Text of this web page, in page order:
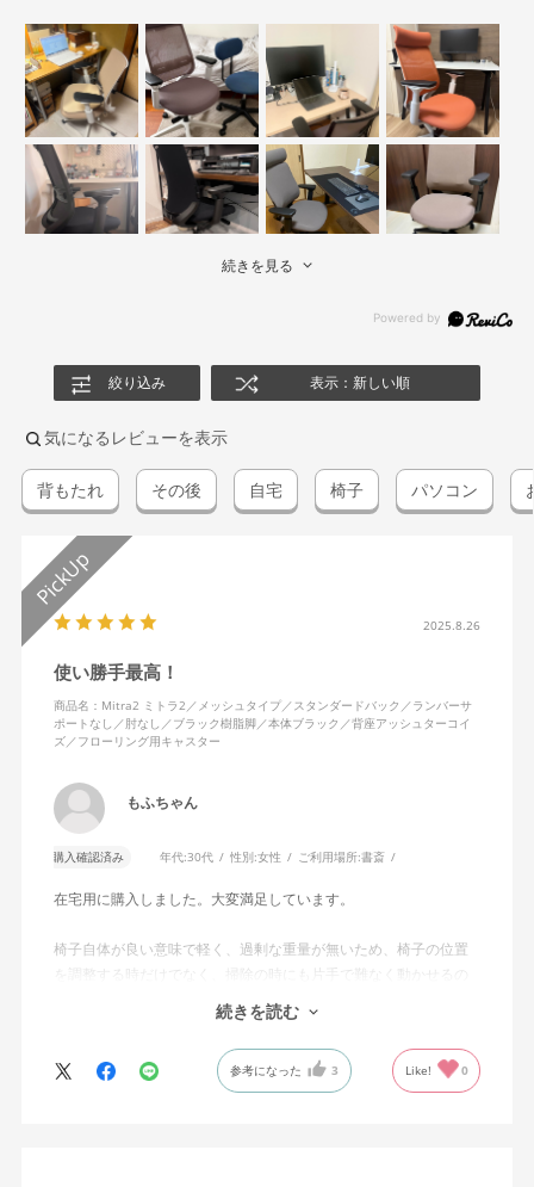
続きを見る
絞り込み 表示：新しい順
気になるレビューを表示
背もたれ その後 自宅 椅子 パソコン
2025.8.26
使い勝手最高！
商品名：Mitra2 ミトラ2／メッシュタイプ／スタンダードバック／ランバーサ
ポートなし／肘なし／ブラック樹脂脚／本体ブラック／背座アッシュターコイ
ズ／フローリング用キャスター
もふちゃん
購入確認済み 年代:30代 性別:女性 ご利用場所:書斎
在宅用に購入しました。大変満足しています。
椅子自体が良い意味で軽く、過剰な重量が無いため、椅子の位置
を調整する時だけでなく、掃除の時にも片手で難なく動かせるの
で、ストレスを感じません。
背中はメッシュ素材でハリがあり、沈み込みすぎないところが気
に入っています。色も画像通りのアッシュブルーで、部屋の差し
色になっています。
キャスターはフローリング用を選びました。とにかく動きが滑ら
続きを読む
参考になった 3 Like! 0